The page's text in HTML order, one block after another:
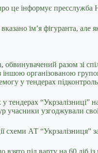
це інформує пресслужба
ім’я фігуранта, але
обвинувачений разом зі
організованою
у тендерах
тендерах “Укрзалізниці”
учасники узгоджували
схеми АТ
взято під варту на 60 діб